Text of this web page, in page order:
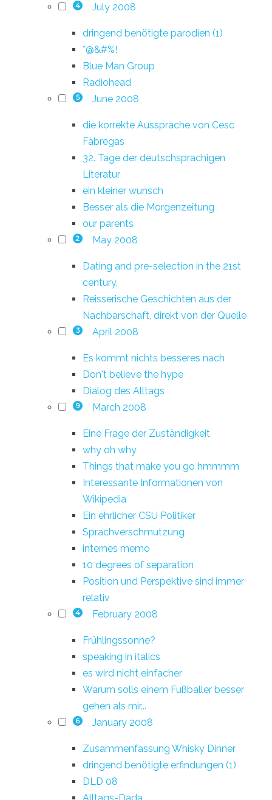
4 July 2008
dringend benötigte parodien (1)
*@&#%!
Blue Man Group
Radiohead
5 June 2008
die korrekte Aussprache von Cesc
Fàbregas
32. Tage der deutschsprachigen
Literatur
ein kleiner wunsch
Besser als die Morgenzeitung
our parents
2 May 2008
Dating and pre-selection in the 21st
century.
Reisserische Geschichten aus der
Nachbarschaft, direkt von der Quelle
3 April 2008
Es kommt nichts besseres nach
Don't believe the hype
Dialog des Alltags
9 March 2008
Eine Frage der Zuständigkeit
why oh why
Things that make you go hmmmm
Interessante Informationen von
Wikipedia
Ein ehrlicher CSU Politiker
Sprachverschmutzung
internes memo
10 degrees of separation
Position und Perspektive sind immer
relativ
4 February 2008
Frühlingssonne?
speaking in italics
es wird nicht einfacher
Warum solls einem Fußballer besser
gehen als mir...
6 January 2008
Zusammenfassung Whisky Dinner
dringend benötigte erfindungen (1)
DLD 08
Alltags-Dada